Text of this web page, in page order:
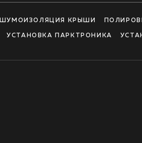
ШУМОИЗОЛЯЦИЯ КРЫШИ
УСТАНОВКА ПАРКТРОНИКА